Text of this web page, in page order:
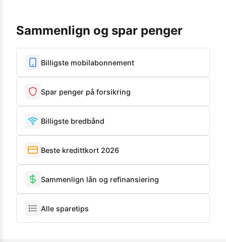
Sammenlign og spar penger
Billigste mobilabonnement
Spar penger på forsikring
Billigste bredbånd
Beste kredittkort 2026
Sammenlign lån og refinansiering
Alle sparetips